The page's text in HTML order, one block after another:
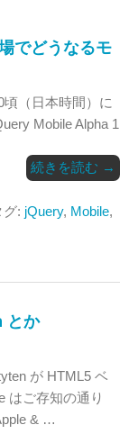
でどうなるモ
（日本時間）に
Mobile Alpha 1
続きを読む →
グ: jQuery, Mobile,
とか
が HTML5 ベ
はご存知の通り
& …